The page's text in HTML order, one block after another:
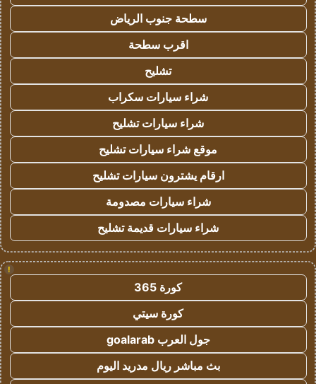
سطحة جنوب الرياض
اقرب سطحة
تشليح
شراء سيارات سكراب
شراء سيارات تشليح
موقع شراء سيارات تشليح
ارقام يشترون سيارات تشليح
شراء سيارات مصدومة
شراء سيارات قديمة تشليح
!
كورة 365
كورة سيتي
جول العرب goalarab
بث مباشر ريال مدريد اليوم